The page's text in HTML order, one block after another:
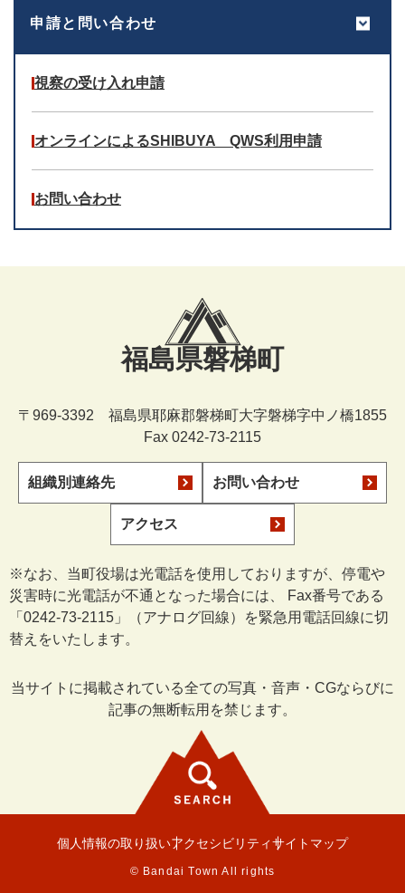
申請と問い合わせ
視察の受け入れ申請
オンラインによるSHIBUYA QWS利用申請
お問い合わせ
福島県磐梯町
〒969-3392 福島県耶麻郡磐梯町大字磐梯字中ノ橋1855
Fax 0242-73-2115
組織別連絡先 お問い合わせ
アクセス
※なお、当町役場は光電話を使用しておりますが、停電や
災害時に光電話が不通となった場合には、 Fax番号である
「0242-73-2115」（アナログ回線）を緊急用電話回線に切
替えをいたします。
当サイトに掲載されている全ての写真・音声・CGならびに
記事の無断転用を禁じます。
個人情報の取り扱いアクセシビリティサイトマップ
© Bandai Town All rights